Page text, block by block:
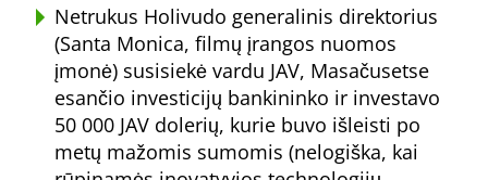
Netrukus Holivudo generalinis direktorius
(Santa Monica, filmų įrangos nuomos
įmonė) susisiekė vardu JAV, Masačusetse
esančio investicijų bankininko ir investavo
50 000 JAV dolerių, kurie buvo išleisti po
metų mažomis sumomis (nelogiška, kai